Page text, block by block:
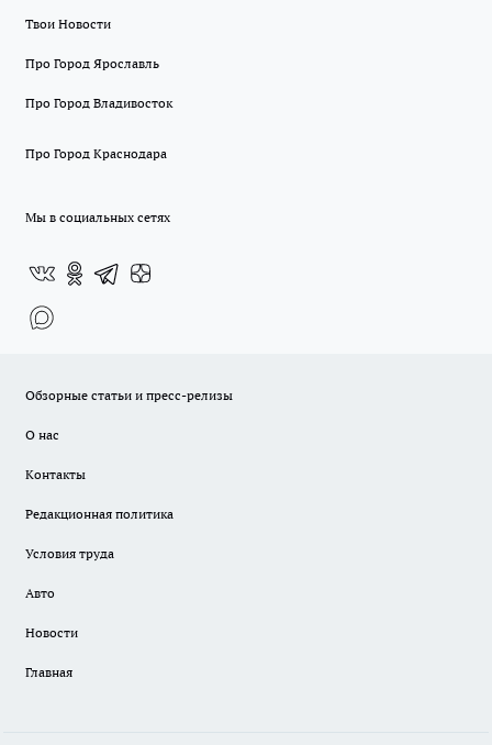
Твои Новости
Про Город Ярославль
Про Город Владивосток
Про Город Краснодара
Мы в социальных сетях
Обзорные статьи и пресс-релизы
О нас
Контакты
Редакционная политика
Условия труда
Авто
Новости
Главная